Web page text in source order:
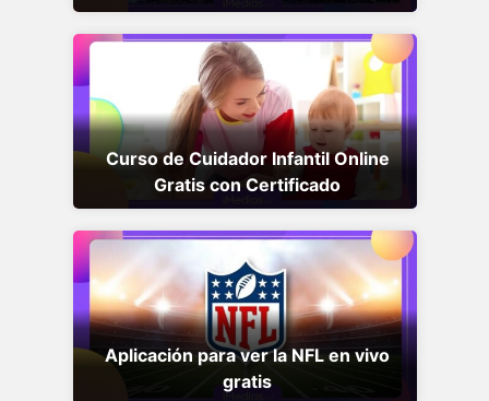
Curso de Cuidador Infantil Online
Gratis con Certificado
Aplicación para ver la NFL en vivo
gratis